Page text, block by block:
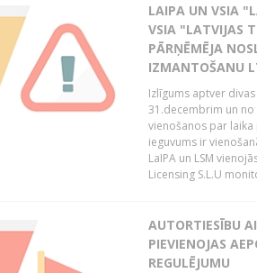
LAIPA UN VSIA
VSIA "LATVIJAS
PĀRŅĒMĒJA
IZMANTOŠANU
Izlīgums aptver
31.decembrim un no
vienošanos par
ieguvums ir
LaIPA un LSM
Licensing S.L.U
AUTORTIESĪBU
PIEVIENOJAS
REGULĒJUMU